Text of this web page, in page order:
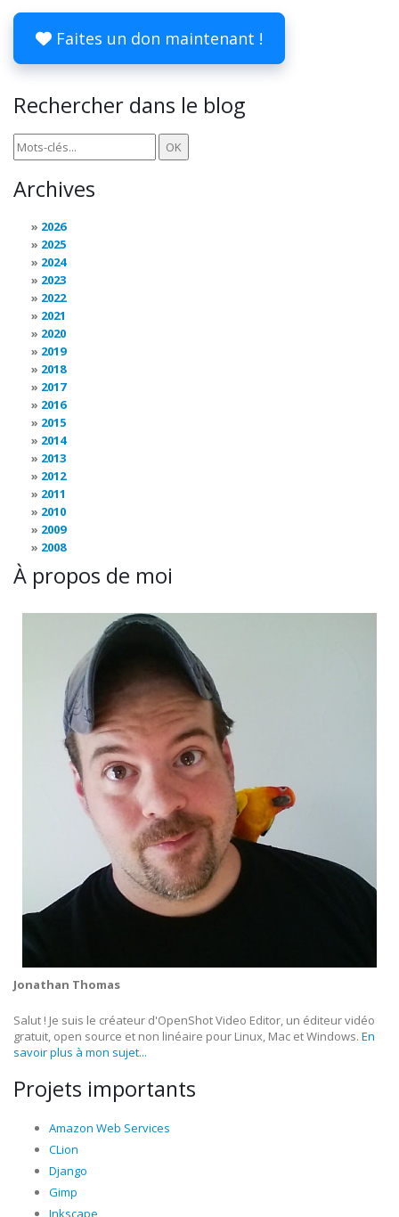
Faites un don maintenant !
Rechercher dans le blog
Archives
2026
2025
2024
2023
2022
2021
2020
2019
2018
2017
2016
2015
2014
2013
2012
2011
2010
2009
2008
À propos de moi
Jonathan Thomas
Salut ! Je suis le créateur d'OpenShot Video Editor, un éditeur vidéo
gratuit, open source et non linéaire pour Linux, Mac et Windows. En
savoir plus à mon sujet...
Projets importants
Amazon Web Services
CLion
Django
Gimp
Inkscape